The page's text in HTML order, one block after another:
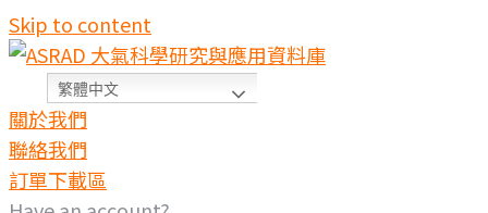
Skip to content
繁體中文
關於我們
聯絡我們
訂單下載區